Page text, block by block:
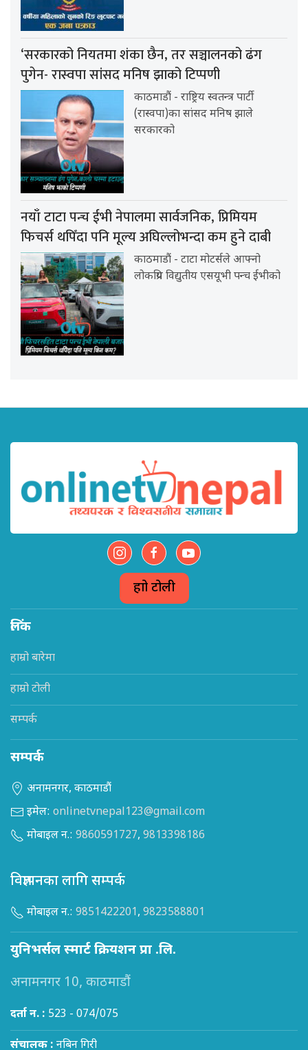
‘सरकारको नियतमा शंका छैन, तर सञ्चालनको ढंग
पुगेन- रास्वपा सांसद मनिष झाको टिप्पणी
काठमाडौं - राष्ट्रिय स्वतन्त्र पार्टी
(रास्वपा)का सांसद मनिष झाले
सरकारको
नयाँ टाटा पन्च ईभी नेपालमा सार्वजनिक, प्रिमियम
फिचर्स थपिँदा पनि मूल्य अघिल्लोभन्दा कम हुने दाबी
काठमाडौं - टाटा मोटर्सले आफ्नो
लोकप्रिय विद्युतीय एसयूभी पन्च ईभीको
हाम्रो टोली
लिंक
हाम्रो बारेमा
हाम्रो टोली
सम्पर्क
सम्पर्क
अनामनगर, काठमाडौं
इमेल: onlinetvnepal123@gmail.com
मोबाइल न.: 9860591727, 9813398186
विज्ञापनका लागि सम्पर्क
मोबाइल न.: 9851422201, 9823588801
युनिभर्सल स्मार्ट क्रियशन प्रा .लि.
अनामनगर 10, काठमाडौं
दर्ता न. : 523 - 074/075
संचालक : नबिन गिरी